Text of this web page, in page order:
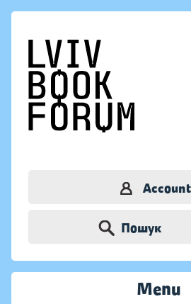
Account
Пошук
Menu